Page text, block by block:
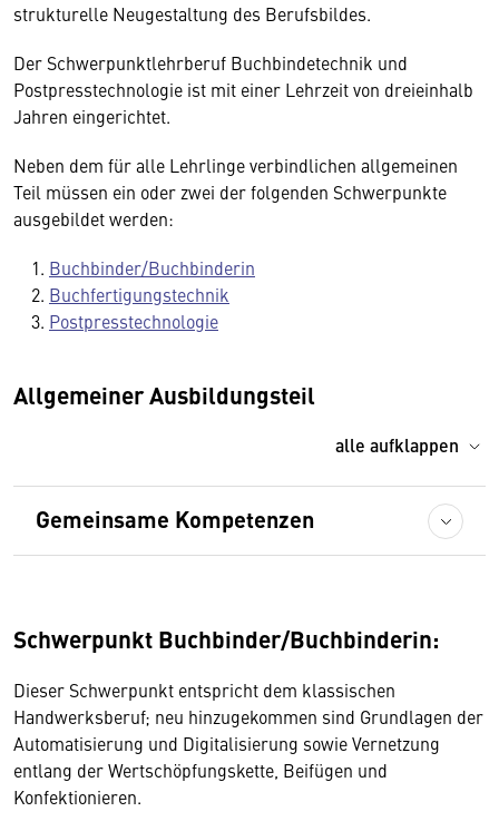
strukturelle Neugestaltung des Berufsbildes.
Der Schwerpunktlehrberuf Buchbindetechnik und
Postpresstechnologie ist mit einer Lehrzeit von dreieinhalb
Jahren eingerichtet.
Neben dem für alle Lehrlinge verbindlichen allgemeinen
Teil müssen ein oder zwei der folgenden Schwerpunkte
ausgebildet werden:
Buchbinder/Buchbinderin
Buchfertigungstechnik
Postpresstechnologie
Allgemeiner Ausbildungsteil
alle aufklappen
Gemeinsame Kompetenzen
Schwerpunkt Buchbinder/Buchbinderin:
Dieser Schwerpunkt entspricht dem klassischen
Handwerksberuf; neu hinzugekommen sind Grundlagen der
Automatisierung und Digitalisierung sowie Vernetzung
entlang der Wertschöpfungskette, Beifügen und
Konfektionieren.